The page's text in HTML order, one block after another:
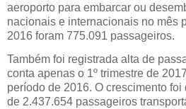
aeroporto para embarcar ou
nacionais e internacionais no mês
2016 foram 775.091 passageiros.
Também foi registrada alta de
conta apenas o 1º trimestre de
período de 2016. O crescimento foi
de 2.437.654 passageiros